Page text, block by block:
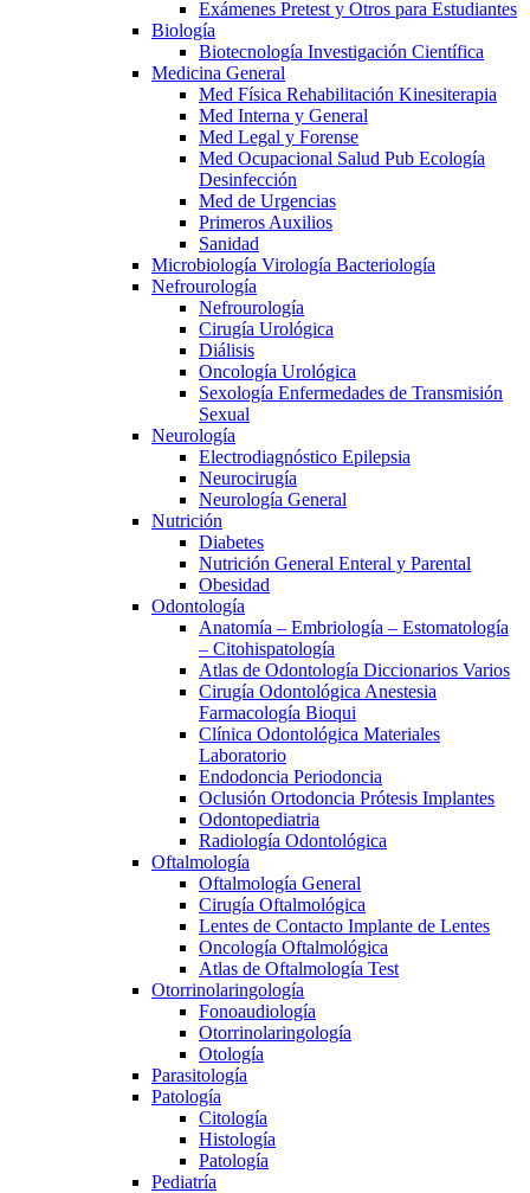
Exámenes Pretest y Otros para Estudiantes
Biología
Biotecnología Investigación Científica
Medicina General
Med Física Rehabilitación Kinesiterapia
Med Interna y General
Med Legal y Forense
Med Ocupacional Salud Pub Ecología
Desinfección
Med de Urgencias
Primeros Auxilios
Sanidad
Microbiología Virología Bacteriología
Nefrourología
Nefrourología
Cirugía Urológica
Diálisis
Oncología Urológica
Sexología Enfermedades de Transmisión
Sexual
Neurología
Electrodiagnóstico Epilepsia
Neurocirugía
Neurología General
Nutrición
Diabetes
Nutrición General Enteral y Parental
Obesidad
Odontología
Anatomía – Embriología – Estomatología
– Citohispatología
Atlas de Odontología Diccionarios Varios
Cirugía Odontológica Anestesia
Farmacología Bioqui
Clínica Odontológica Materiales
Laboratorio
Endodoncia Periodoncia
Oclusión Ortodoncia Prótesis Implantes
Odontopediatria
Radiología Odontológica
Oftalmología
Oftalmología General
Cirugía Oftalmológica
Lentes de Contacto Implante de Lentes
Oncología Oftalmológica
Atlas de Oftalmología Test
Otorrinolaringología
Fonoaudiología
Otorrinolaringología
Otología
Parasitología
Patología
Citología
Histología
Patología
Pediatría